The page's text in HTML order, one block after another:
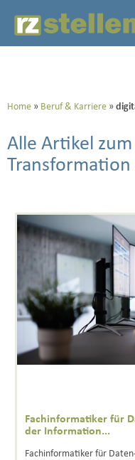
Home Beruf & Karriere
Alle Artikel
Fachinformatiker für
der Information...
Fachinformatiker für